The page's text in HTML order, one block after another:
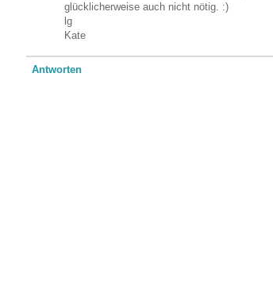
glücklicherweise auch nicht nötig. :)
lg
Kate
Antworten